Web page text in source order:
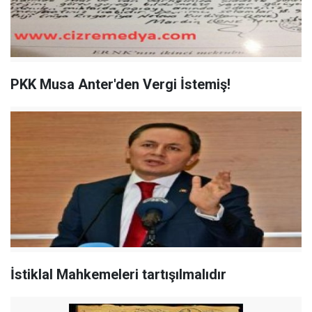
PKK Musa Anter'den Vergi İstemiş!
İstiklal Mahkemeleri tartışılmalıdır